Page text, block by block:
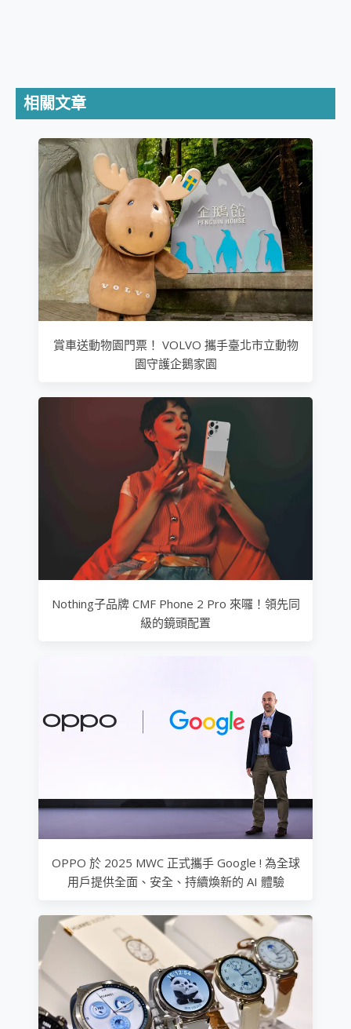
相關文章
賞車送動物園門票！ VOLVO 攜手臺北市立動物
園守護企鵝家園
Nothing子品牌 CMF Phone 2 Pro 來囉！領先同
級的鏡頭配置
OPPO 於 2025 MWC 正式攜手 Google ! 為全球
用戶提供全面、安全、持續煥新的 AI 體驗